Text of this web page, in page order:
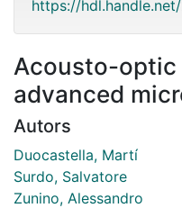
https://
Acousto-optic
advanced
Autors
Duocastella, Martí
Surdo, Salvatore
Zunino, Alessandro